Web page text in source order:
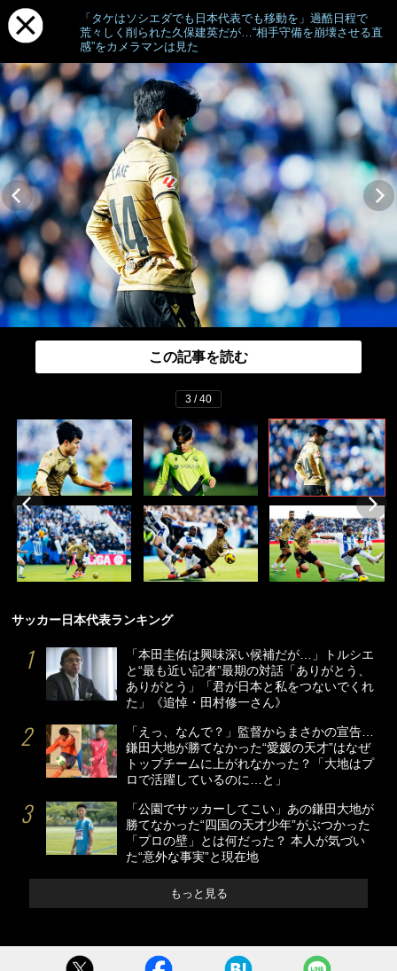
「タケはソシエダでも日本代表でも移動を」過酷日程で
荒々しく削られた久保建英だが…“相手守備を崩壊させる直
感”をカメラマンは見た
この記事を読む
3 / 40
サッカー日本代表ランキング
「本田圭佑は興味深い候補だが…」トルシエ
と“最も近い記者”最期の対話「ありがとう、
ありがとう」「君が日本と私をつないでくれ
た」《追悼・田村修一さん》
「えっ、なんで？」監督からまさかの宣告…
鎌田大地が勝てなかった“愛媛の天才”はなぜ
トップチームに上がれなかった？「大地はプ
ロで活躍しているのに…と」
「公園でサッカーしてこい」あの鎌田大地が
勝てなかった“四国の天才少年”がぶつかった
「プロの壁」とは何だった？ 本人が気づい
た“意外な事実”と現在地
もっと見る